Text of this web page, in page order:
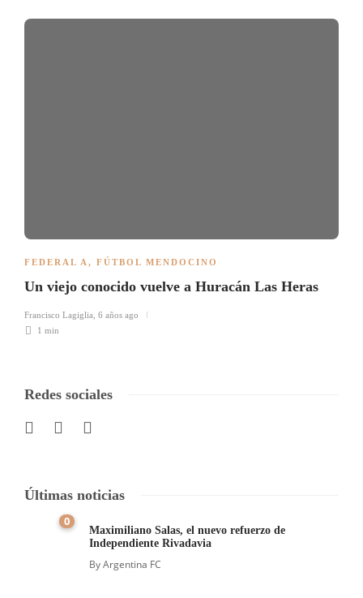
FEDERAL A , FÚTBOL MENDOCINO
Un viejo conocido vuelve a Huracán Las Heras
Francisco Lagiglia 6 años ago
1 min
Redes sociales
Últimas noticias
0
Maximiliano Salas, el nuevo refuerzo de
Independiente Rivadavia
ByArgentina FC